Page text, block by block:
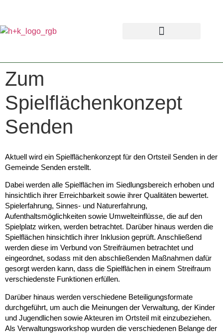
Zum
Spielflächenkonzept
Senden
Aktuell wird ein Spielflächenkonzept für den Ortsteil Senden in der
Gemeinde Senden erstellt.
Dabei werden alle Spielflächen im Siedlungsbereich erhoben und
hinsichtlich ihrer Erreichbarkeit sowie ihrer Qualitäten bewertet.
Spielerfahrung, Sinnes- und Naturerfahrung,
Aufenthaltsmöglichkeiten sowie Umwelteinflüsse, die auf den
Spielplatz wirken, werden betrachtet. Darüber hinaus werden die
Spielflächen hinsichtlich ihrer Inklusion geprüft. Anschließend
werden diese im Verbund von Streifräumen betrachtet und
eingeordnet, sodass mit den abschließenden Maßnahmen dafür
gesorgt werden kann, dass die Spielflächen in einem Streifraum
verschiedenste Funktionen erfüllen.
Darüber hinaus werden verschiedene Beteiligungsformate
durchgeführt, um auch die Meinungen der Verwaltung, der Kinder
und Jugendlichen sowie Akteuren im Ortsteil mit einzubeziehen.
Als Verwaltungsworkshop wurden die verschiedenen Belange der